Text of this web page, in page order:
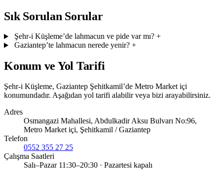
Sık Sorulan Sorular
Şehr-i Küşleme’de lahmacun ve pide var mı? +
Gaziantep’te lahmacun nerede yenir? +
Konum ve Yol Tarifi
Şehr-i Küşleme, Gaziantep Şehitkamil’de Metro Market içi
konumundadır. Aşağıdan yol tarifi alabilir veya bizi arayabilirsiniz.
Adres
Osmangazi Mahallesi, Abdulkadir Aksu Bulvarı No:96,
Metro Market içi, Şehitkamil / Gaziantep
Telefon
0552 355 27 25
Çalışma Saatleri
Salı–Pazar 11:30–20:30 · Pazartesi kapalı